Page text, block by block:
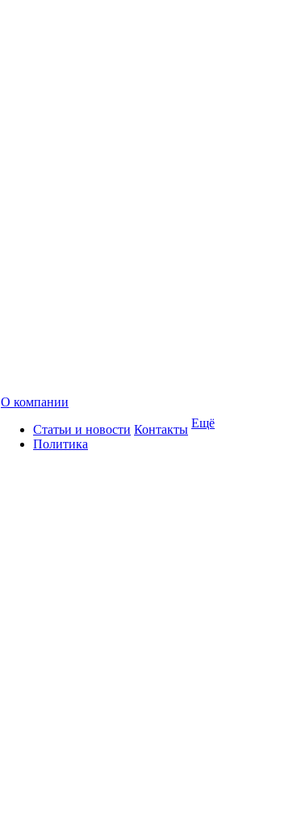
О компании
Статьи и новости
Политика
Контакты Ещё